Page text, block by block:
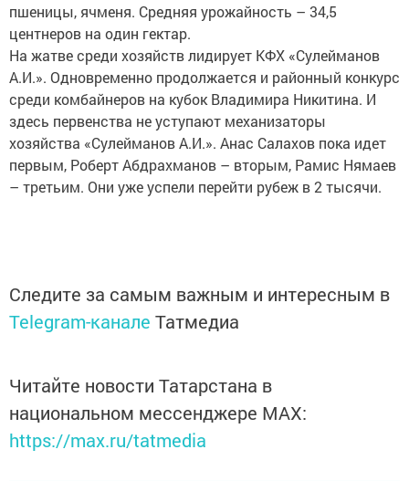
пшеницы, ячменя. Средняя урожайность – 34,5
центнеров на один гектар.
На жатве среди хозяйств лидирует КФХ «Сулейманов
А.И.». Одновременно продолжается и районный конкурс
среди комбайнеров на кубок Владимира Никитина. И
здесь первенства не уступают механизаторы
хозяйства «Сулейманов А.И.». Анас Салахов пока идет
первым, Роберт Абдрахманов – вторым, Рамис Нямаев
– третьим. Они уже успели перейти рубеж в 2 тысячи.
Следите за самым важным и интересным в
Telegram-канале Татмедиа
Читайте новости Татарстана в
национальном мессенджере MАХ:
https://max.ru/tatmedia